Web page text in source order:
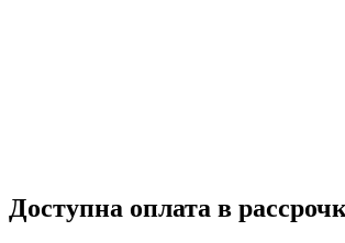
Доступна оплата в